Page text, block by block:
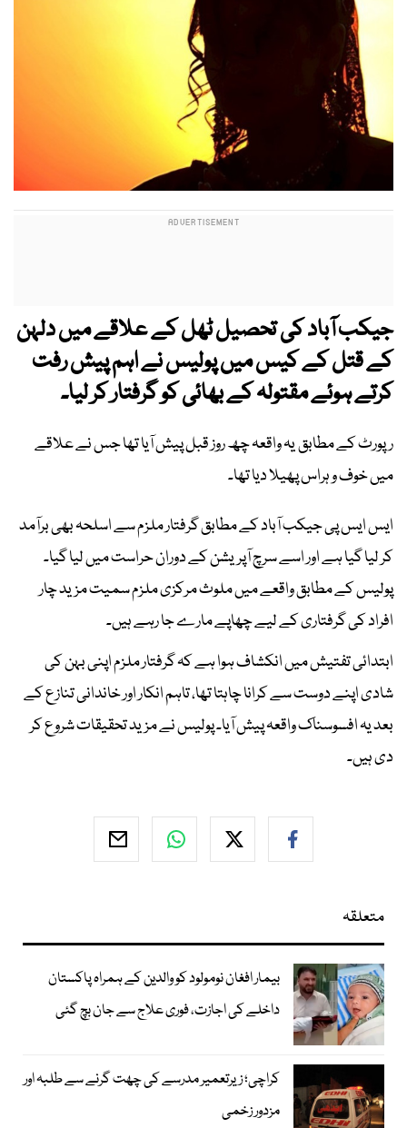
جیکب آباد کی تحصیل ٹھل کے علاقے میں دلہن
کے قتل کے کیس میں پولیس نے اہم پیش رفت
کرتے ہوئے مقتولہ کے بھائی کو گرفتار کر لیا۔
رپورٹ کے مطابق یہ واقعہ چھ روز قبل پیش آیا تھا جس نے علاقے
میں خوف و ہراس پھیلا دیا تھا۔
ایس ایس پی جیکب آباد کے مطابق گرفتار ملزم سے اسلحہ بھی برآمد
کر لیا گیا ہے اور اسے سرچ آپریشن کے دوران حراست میں لیا گیا۔
پولیس کے مطابق واقعے میں ملوث مرکزی ملزم سمیت مزید چار
افراد کی گرفتاری کے لیے چھاپے مارے جا رہے ہیں۔
ابتدائی تفتیش میں انکشاف ہوا ہے کہ گرفتار ملزم اپنی بہن کی
شادی اپنے دوست سے کرانا چاہتا تھا، تاہم انکار اور خاندانی تنازع کے
بعد یہ افسوسناک واقعہ پیش آیا۔ پولیس نے مزید تحقیقات شروع کر
دی ہیں۔
متعلقہ
بیمار افغان نومولود کو والدین کے ہمراہ پاکستان
داخلے کی اجازت، فوری علاج سے جان بچ گئی
کراچی؛ زیرتعمیر مدرسے کی چھت گرنے سے طلبہ اور
مزدور زخمی